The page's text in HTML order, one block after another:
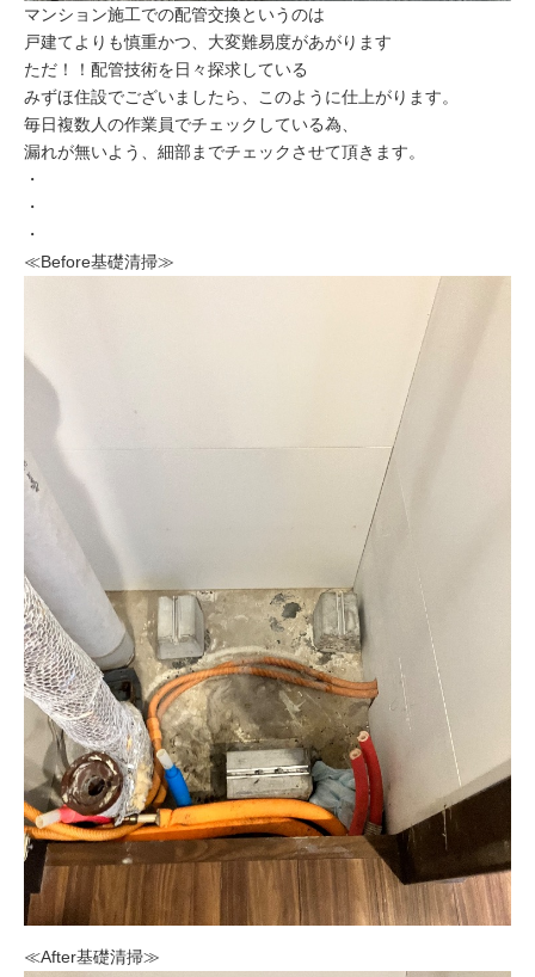
マンション施工での配管交換というのは
戸建てよりも慎重かつ、大変難易度があがります
ただ！！配管技術を日々探求している
みずほ住設でございましたら、このように仕上がります。
毎日複数人の作業員でチェックしている為、
漏れが無いよう、細部までチェックさせて頂きます。
・
・
・
≪Before基礎清掃≫
≪After基礎清掃≫